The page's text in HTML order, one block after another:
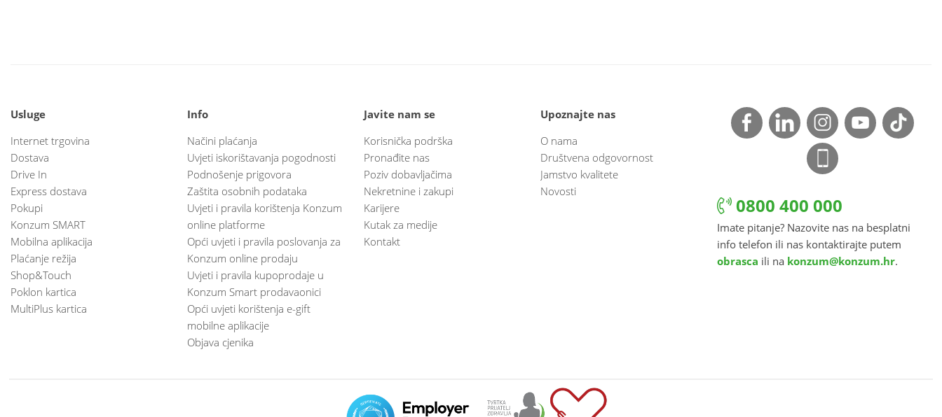
Usluge
Internet trgovina
Dostava
Drive In
Express dostava
Pokupi
Konzum SMART
Mobilna aplikacija
Plaćanje režija
Shop&Touch
Poklon kartica
MultiPlus kartica
Info
Načini plaćanja
Uvjeti iskorištavanja pogodnosti
Podnošenje prigovora
Zaštita osobnih podataka
Uvjeti i pravila korištenja Konzum
online platforme
Opći uvjeti i pravila poslovanja za
Konzum online prodaju
Uvjeti i pravila kupoprodaje u
Konzum Smart prodavaonici
Opći uvjeti korištenja e-gift
mobilne aplikacije
Objava cjenika
Javite nam se
Korisnička podrška
Pronađite nas
Poziv dobavljačima
Nekretnine i zakupi
Karijere
Kutak za medije
Kontakt
Upoznajte nas
O nama
Društvena odgovornost
Jamstvo kvalitete
Novosti
0800 400 000
Imate pitanje? Nazovite nas na besplatni
info telefon ili nas kontaktirajte putem
obrasca ili na konzum@konzum.hr.